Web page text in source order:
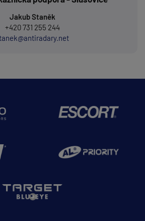
Jakub Staněk
+420 731 255 244